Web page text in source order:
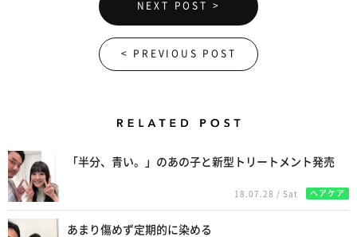
NEXT POST >
< PREVIOUS POST
「半分、青い。」のあの子と新型トリートメント発売
18.07.28 / Sat ヘアケア
あまり傷めず定期的に染める